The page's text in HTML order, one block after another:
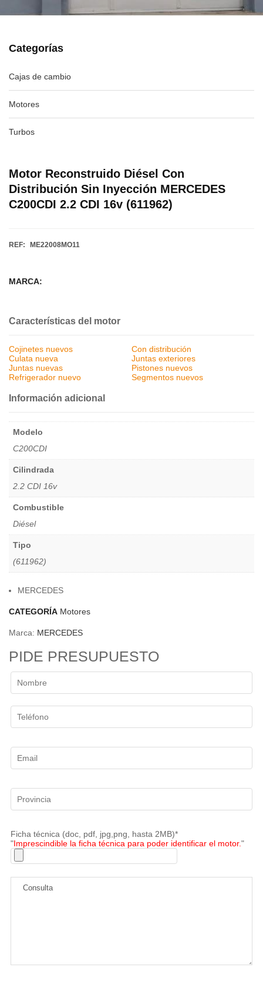
Categorías
Cajas de cambio
Motores
Turbos
Motor Reconstruido Diésel Con
Distribución Sin Inyección MERCEDES
C200CDI 2.2 CDI 16v (611962)
REF: ME22008MO11
MARCA:
Características del motor
Cojinetes nuevos
Con distribución
Culata nueva
Juntas exteriores
Juntas nuevas
Pistones nuevos
Refrigerador nuevo
Segmentos nuevos
Información adicional
Modelo
C200CDI
Cilindrada
2.2 CDI 16v
Combustible
Diésel
Tipo
(611962)
MERCEDES
CATEGORÍA Motores
Marca: MERCEDES
PIDE PRESUPUESTO
Ficha técnica (doc, pdf, jpg,png, hasta 2MB)*
"Imprescindible la ficha técnica para poder identificar el motor."